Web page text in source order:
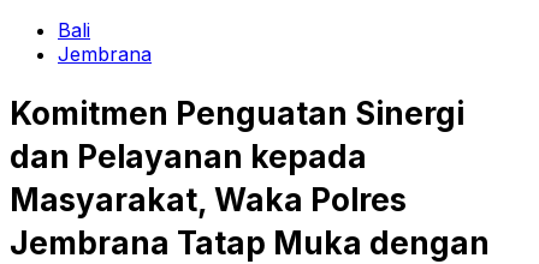
Bali
Jembrana
Komitmen Penguatan Sinergi
dan Pelayanan kepada
Masyarakat, Waka Polres
Jembrana Tatap Muka dengan